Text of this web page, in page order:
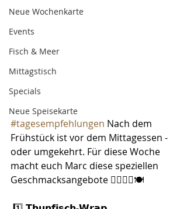
Neue Wochenkarte
Events
Fisch & Meer
Mittagstisch
Specials
Neue Speisekarte
#tagesempfehlungen Nach dem
Frühstück ist vor dem Mittagessen -
oder umgekehrt. Für diese Woche
macht euch Marc diese speziellen
Geschmacksangebote 👇🏻👨‍🍳🍽️